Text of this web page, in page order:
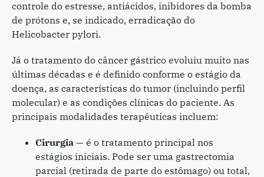
controle do estresse, antiácidos, inibidores da bomba
de prótons e, se indicado, erradicação do
Helicobacter pylori.
Já o tratamento do câncer gástrico evoluiu muito nas
últimas décadas e é definido conforme o estágio da
doença, as características do tumor (incluindo perfil
molecular) e as condições clínicas do paciente. As
principais modalidades terapêuticas incluem:
Cirurgia — é o tratamento principal nos
estágios iniciais. Pode ser uma gastrectomia
parcial (retirada de parte do estômago) ou total,